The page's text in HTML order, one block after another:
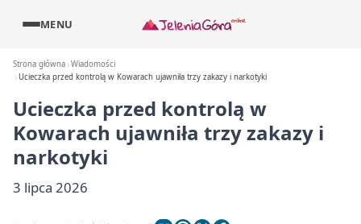
MENU
Strona główna Wiadomości
Ucieczka przed kontrolą w Kowarach ujawniła trzy zakazy i narkotyki
Ucieczka przed kontrolą w
Kowarach ujawniła trzy zakazy i
narkotyki
3 lipca 2026